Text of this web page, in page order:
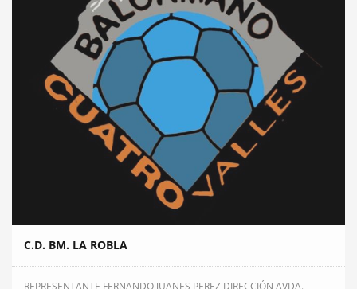
C.D. BM. LA ROBLA
REPRESENTANTE FERNANDO JUANES PEREZ DIRECCIÓN AVDA.